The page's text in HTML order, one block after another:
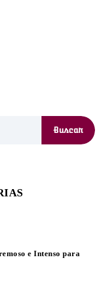
e Intenso para